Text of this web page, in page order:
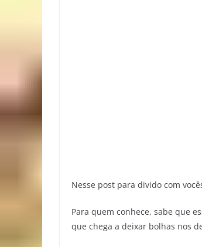
Nesse post para divido com
Para quem conhece, sabe que
que chega a deixar bolhas nos